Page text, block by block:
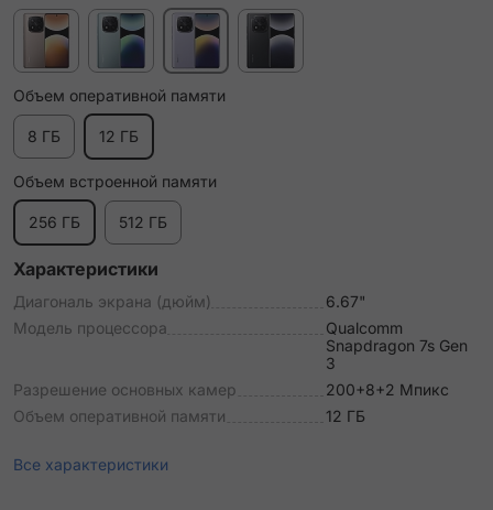
Объем оперативной памяти
8 ГБ 12 ГБ
Объем встроенной памяти
256 ГБ 512 ГБ
Характеристики
Диагональ экрана (дюйм)
6.67"
Модель процессора
Qualcomm
Snapdragon 7s Gen
3
Разрешение основных камер
200+8+2 Мпикс
Объем оперативной памяти
12 ГБ
Все характеристики